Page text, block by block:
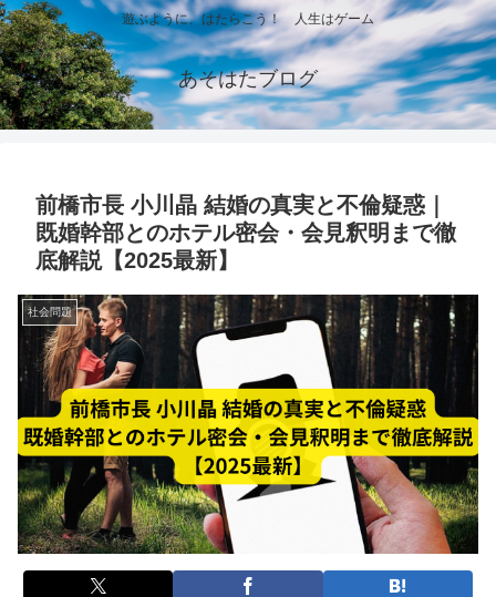
遊ぶように、はたらこう！ 人生はゲーム
あそはたブログ
前橋市長 小川晶 結婚の真実と不倫疑惑｜
既婚幹部とのホテル密会・会見釈明まで徹
底解説【2025最新】
社会問題